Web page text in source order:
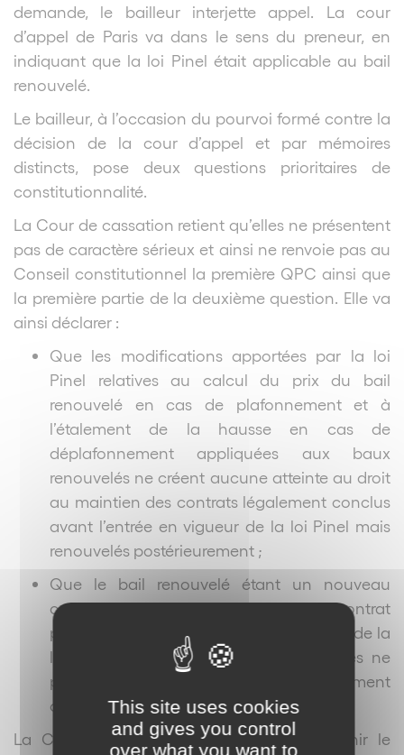
demande, le bailleur interjette appel. La cour
d’appel de Paris va dans le sens du preneur, en
indiquant que la loi Pinel était applicable au bail
renouvelé.
Le bailleur, à l’occasion du pourvoi formé contre la
décision de la cour d’appel et par mémoires
distincts, pose deux questions prioritaires de
constitutionnalité.
La Cour de cassation retient qu’elles ne présentent
pas de caractère sérieux et ainsi ne renvoie pas au
Conseil constitutionnel la première QPC ainsi que
la première partie de la deuxième question. Elle va
ainsi déclarer :
Que les modifications apportées par la loi
Pinel relatives au calcul du prix du bail
renouvelé en cas de plafonnement et à
l’étalement de la hausse en cas de
déplafonnement appliquées aux baux
renouvelés ne créent aucune atteinte au droit
au maintien des contrats légalement conclus
avant l’entrée en vigueur de la loi Pinel mais
renouvelés postérieurement ;
Que le bail renouvelé étant un nouveau
contrat et non la prolongation du contrat
précédent, l’application des dispositions de la
loi du 18 juin 2014 aux baux renouvelés ne
porte pas d’atteinte aux contrats légalement
conclus.
La Cour de cassation va cependant retenir le
This site uses cookies
and gives you control
over what you want to